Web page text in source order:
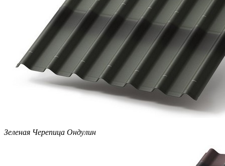
Зеленая Черепица Ондулин